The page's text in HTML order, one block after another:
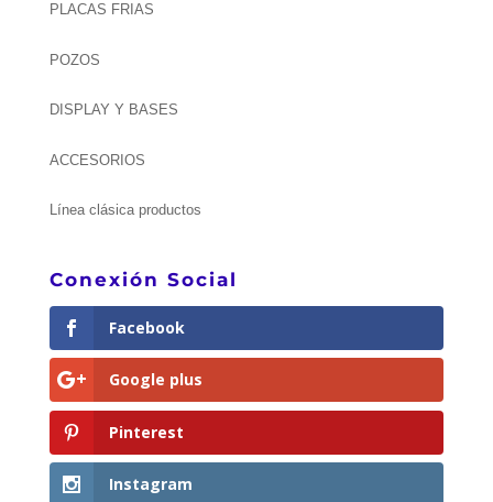
PLACAS FRIAS
POZOS
DISPLAY Y BASES
ACCESORIOS
Línea clásica productos
Conexión Social
Facebook
Google plus
Pinterest
Instagram